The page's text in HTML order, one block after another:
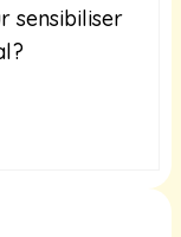
sensibiliser